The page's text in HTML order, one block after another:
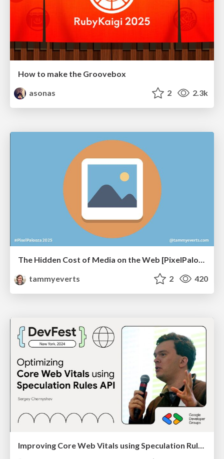
How to make the Groovebox
asonas
2 2.3k
The Hidden Cost of Media on the Web [PixelPalooza 2025]
tammyeverts
2 420
Improving Core Web Vitals using Speculation Rules API